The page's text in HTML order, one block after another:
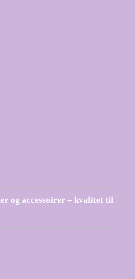
og accessoirer – kvalitet til